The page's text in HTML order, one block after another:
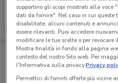
Eurospin
Scade oggi
Porta DoveConviene
Puoi trovare le migliori
salvarle e creare la tua
dal tuo cellulare.
supportino gli scopi mostrati alla voce
dati da fornire". Nel caso in cui queste
disabilitate, alcuni contenuti e
essere rilevanti. Puoi accedere
modificare le tue scelte o per
Mostra finalità in fondo alla pagina
contesto del nostro Sito web. Per
l'Informativa sulla privacy.Privacy
Permettici di fornirti offerte più vicine